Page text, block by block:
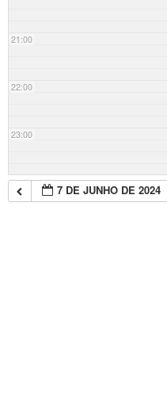
21:00
22:00
23:00
7 DE JUNHO DE 2024